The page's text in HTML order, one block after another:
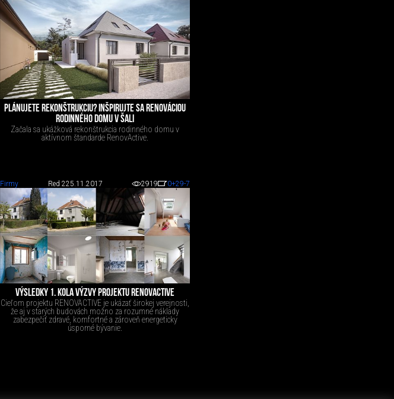
PLÁNUJETE REKONŠTRUKCIU? INŠPIRUJTE SA RENOVÁCIOU
RODINNÉHO DOMU V ŠALI
Začala sa ukážková rekonštrukcia rodinného domu v
aktívnom štandarde RenovActive.
Firmy Red 225.11.2017 2919 0+29-7
VÝSLEDKY 1. KOLA VÝZVY PROJEKTU RENOVACTIVE
Cieľom projektu RENOVACTIVE je ukázať širokej verejnosti,
že aj v starých budovách možno za rozumné náklady
zabezpečiť zdravé, komfortné a zároveň energeticky
úsporné bývanie.